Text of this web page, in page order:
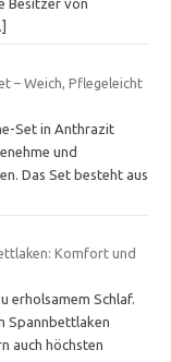
Besitzer von
– Weich, Pflegeleicht
Set in Anthrazit
und
Das Set besteht aus
Komfort und
erholsamem Schlaf.
Spannbettlaken
auch höchsten